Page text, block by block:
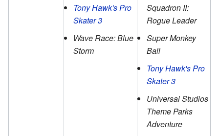
Tony Hawk's Pro
Skater 3
Wave Race: Blue
Storm
Squadron II:
Rogue Leader
Super Monkey
Ball
Tony Hawk's Pro
Skater 3
Universal Studios
Theme Parks
Adventure